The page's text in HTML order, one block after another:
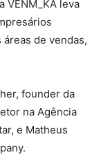
VENM_KA leva
de vendas,
founder da
na Agência
e Matheus